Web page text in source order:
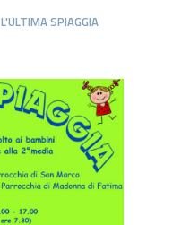
L'ULTIMA SPIAGGIA